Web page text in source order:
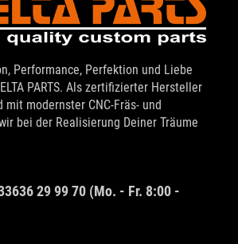
Performance, Perfektion und Liebe
PARTS. Als zertifizierter Hersteller
modernster CNC-Fräs- und
bei der Realisierung Deiner Träume
29 99 70 (Mo. - Fr. 8:00 -